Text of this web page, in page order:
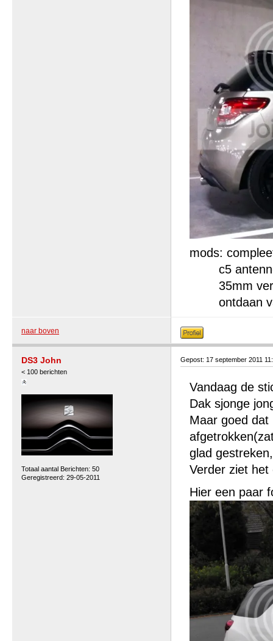
mods:
c5
35mm
ontdaan
naar boven
DS3 John
< 100 berichten
Totaal aantal Berichten: 50
Geregistreerd: 29-05-2011
Gepost: 17 september 2011
Vandaag de
Dak sjonge
Maar goed dat
glad
Verder ziet
Hier een paar